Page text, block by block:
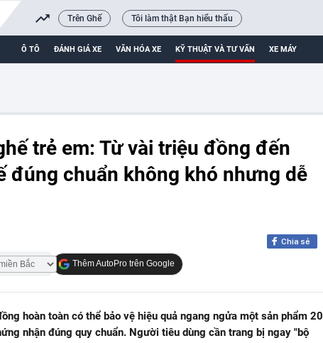
Trên Ghế Tôi làm thật Bạn hiểu thấu
Ô TÔ ĐÁNH GIÁ XE VĂN HÓA XE KỸ THUẬT VÀ TƯ VẤN XE MÁY
trẻ em: Từ vài triệu đồng đến
đúng chuẩn không khó nhưng dễ
Chia sẻ
Thêm AutoPro trên Google
hoàn toàn có thể bảo vệ hiệu quả ngang ngửa một sản phẩm 20
nhận đúng quy chuẩn. Người tiêu dùng cần trang bị ngay "bộ